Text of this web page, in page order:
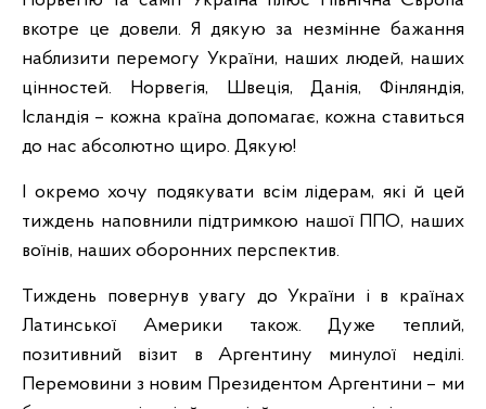
вкотре це довели. Я дякую за незмінне бажання
наблизити перемогу України, наших людей, наших
цінностей. Норвегія, Швеція, Данія, Фінляндія,
Ісландія – кожна країна допомагає, кожна ставиться
до нас абсолютно щиро. Дякую!
І окремо хочу подякувати всім лідерам, які й цей
тиждень наповнили підтримкою нашої ППО, наших
воїнів, наших оборонних перспектив.
Тиждень повернув увагу до України і в країнах
Латинської Америки також. Дуже теплий,
позитивний візит в Аргентину минулої неділі.
Перемовини з новим Президентом Аргентини – ми